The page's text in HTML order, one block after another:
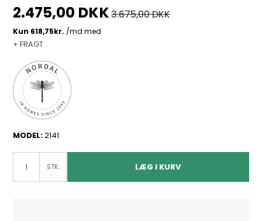
2.475,00 DKK3.675,00 DKK
+ FRAGT.
MODEL:2141
STK. LÆG I KURV